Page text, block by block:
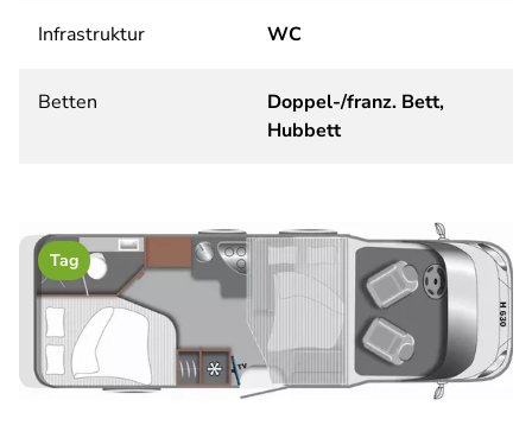
Infrastruktur WC
Betten
Doppel-/franz. Bett,
Hubbett
Tag